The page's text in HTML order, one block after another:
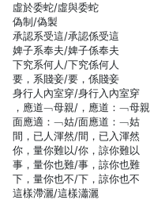
虛於委蛇/虛與委蛇
偽制/偽製
承認系受這/承認係受這
婢子系奉夫/婢子係奉夫
下究系何人/下究係何人
要，系賤妾/要，係賤妾
身行人內室穿/身行入內室穿
，應道﹁母親/，應道：﹁母親
面應適：﹁姑/面應道：﹁姑
間，已人渾然/間，已入渾然
你，量你難以/你，諒你難以
事，量你也難/事，諒你也難
下，量你也不/下，諒你也不
這樣滯灑/這樣瀟灑